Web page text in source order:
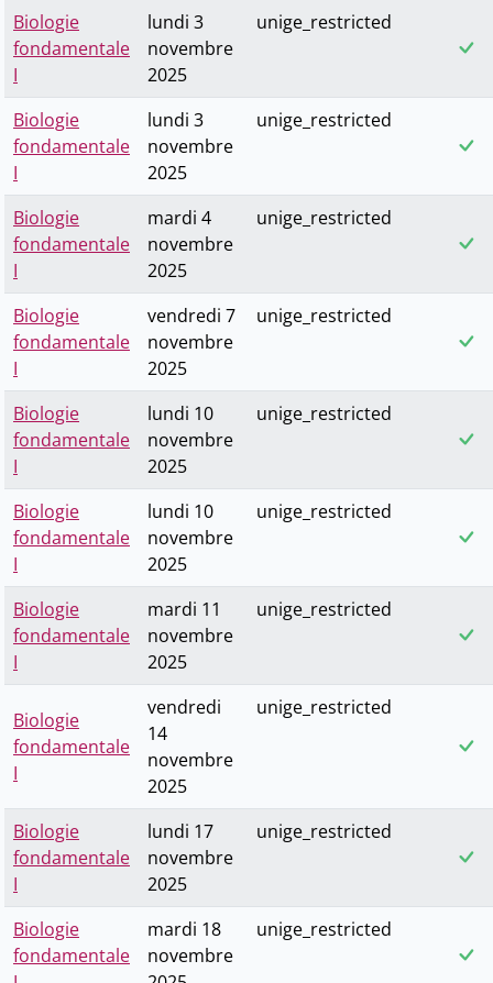
Biologie
fondamentale
I
lundi 3
novembre
2025
unige_restricted
Biologie
fondamentale
I
lundi 3
novembre
2025
unige_restricted
Biologie
fondamentale
I
mardi 4
novembre
2025
unige_restricted
Biologie
fondamentale
I
vendredi 7
novembre
2025
unige_restricted
Biologie
fondamentale
I
lundi 10
novembre
2025
unige_restricted
Biologie
fondamentale
I
lundi 10
novembre
2025
unige_restricted
Biologie
fondamentale
I
mardi 11
novembre
2025
unige_restricted
Biologie
fondamentale
I
vendredi
14
novembre
2025
unige_restricted
Biologie
fondamentale
I
lundi 17
novembre
2025
unige_restricted
Biologie
fondamentale
mardi 18
novembre
unige_restricted